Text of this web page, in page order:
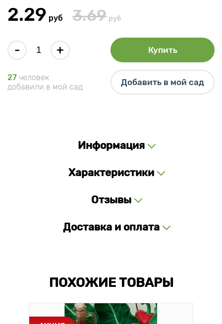
2.29 руб 3.69 руб
- + Купить
27 человек
добавили в мой сад
Добавить в мой сад
Информация
Характеристики
Отзывы
Доставка и оплата
ПОХОЖИЕ ТОВАРЫ